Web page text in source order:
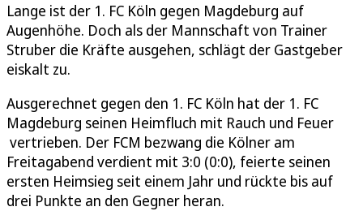
Lange ist der 1. FC Köln gegen Magdeburg auf
Augenhöhe. Doch als der Mannschaft von Trainer
Struber die Kräfte ausgehen, schlägt der Gastgeber
eiskalt zu.
Ausgerechnet gegen den 1. FC Köln hat der 1. FC
Magdeburg seinen Heimfluch mit Rauch und Feuer
vertrieben. Der FCM bezwang die Kölner am
Freitagabend verdient mit 3:0 (0:0), feierte seinen
ersten Heimsieg seit einem Jahr und rückte bis auf
drei Punkte an den Gegner heran.